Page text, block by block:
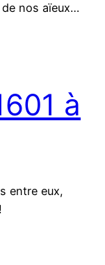
nos aïeux…
à
entre eux,